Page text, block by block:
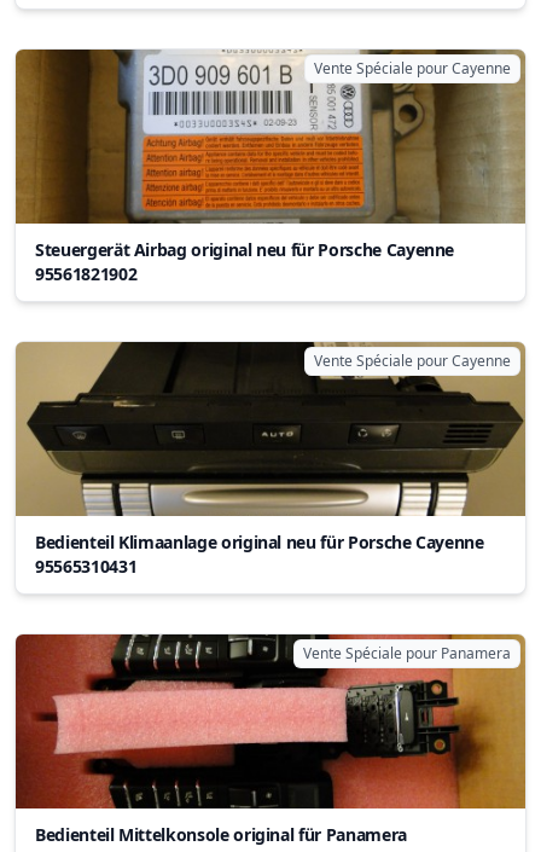
Vente Spéciale pour Cayenne
Steuergerät Airbag original neu für Porsche Cayenne
95561821902
Vente Spéciale pour Cayenne
Bedienteil Klimaanlage original neu für Porsche Cayenne
95565310431
Vente Spéciale pour Panamera
Bedienteil Mittelkonsole original für Panamera